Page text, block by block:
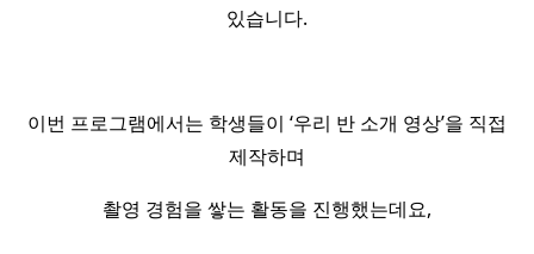
있습니다.
이번 프로그램에서는 학생들이 ‘우리 반 소개 영상’을 직접
제작하며
촬영 경험을 쌓는 활동을 진행했는데요,